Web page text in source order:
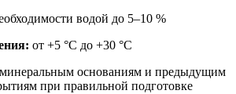
водой до 5–10 %
от +5 °C до +30 °C
основаниям и предыдущим
при правильной подготовке